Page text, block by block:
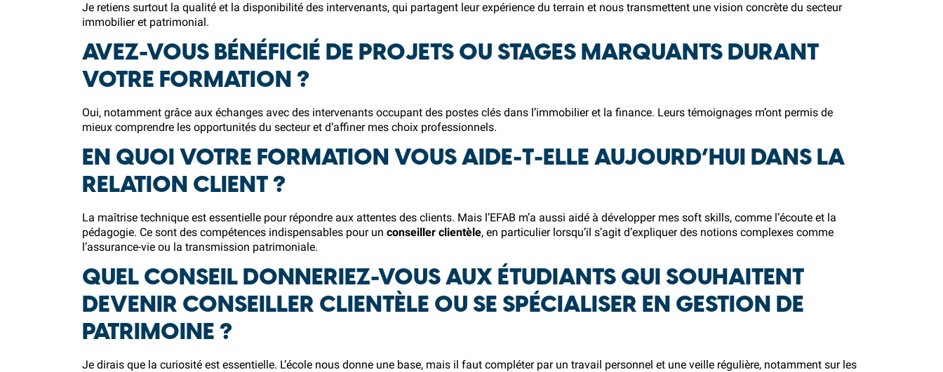
Je retiens surtout la qualité et la disponibilité des intervenants, qui partagent leur expérience du terrain et nous transmettent une vision concrète du secteur
immobilier et patrimonial.
AVEZ-VOUS BÉNÉFICIÉ DE PROJETS OU STAGES MARQUANTS DURANT
VOTRE FORMATION ?
Oui, notamment grâce aux échanges avec des intervenants occupant des postes clés dans l’immobilier et la finance. Leurs témoignages m’ont permis de
mieux comprendre les opportunités du secteur et d’affiner mes choix professionnels.
EN QUOI VOTRE FORMATION VOUS AIDE-T-ELLE AUJOURD’HUI DANS LA
RELATION CLIENT ?
La maîtrise technique est essentielle pour répondre aux attentes des clients. Mais l’EFAB m’a aussi aidé à développer mes soft skills, comme l’écoute et la
pédagogie. Ce sont des compétences indispensables pour un conseiller clientèle, en particulier lorsqu’il s’agit d’expliquer des notions complexes comme
l’assurance-vie ou la transmission patrimoniale.
QUEL CONSEIL DONNERIEZ-VOUS AUX ÉTUDIANTS QUI SOUHAITENT
DEVENIR CONSEILLER CLIENTÈLE OU SE SPÉCIALISER EN GESTION DE
PATRIMOINE ?
Je dirais que la curiosité est essentielle. L’école nous donne une base, mais il faut compléter par un travail personnel et une veille régulière, notamment sur les